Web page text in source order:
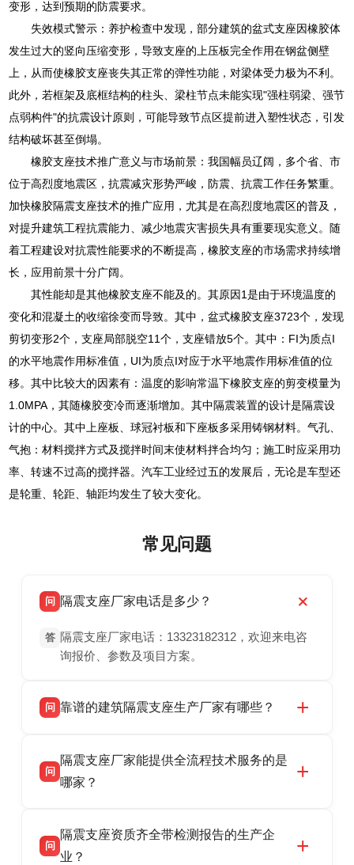
变形，达到预期的防震要求。
失效模式警示：养护检查中发现，部分建筑的盆式支座因橡胶体
发生过大的竖向压缩变形，导致支座的上压板完全作用在钢盆侧壁
上，从而使橡胶支座丧失其正常的弹性功能，对梁体受力极为不利。
此外，若框架及底框结构的柱头、梁柱节点未能实现"强柱弱梁、强节
点弱构件"的抗震设计原则，可能导致节点区提前进入塑性状态，引发
结构破坏甚至倒塌。
橡胶支座技术推广意义与市场前景：我国幅员辽阔，多个省、市
位于高烈度地震区，抗震减灾形势严峻，防震、抗震工作任务繁重。
加快橡胶隔震支座技术的推广应用，尤其是在高烈度地震区的普及，
对提升建筑工程抗震能力、减少地震灾害损失具有重要现实意义。随
着工程建设对抗震性能要求的不断提高，橡胶支座的市场需求持续增
长，应用前景十分广阔。
其性能却是其他橡胶支座不能及的。其原因1是由于环境温度的
变化和混凝土的收缩徐变而导致。其中，盆式橡胶支座3723个，发现
剪切变形2个，支座局部脱空11个，支座错放5个。其中：FI为质点I
的水平地震作用标准值，UI为质点I对应于水平地震作用标准值的位
移。其中比较大的因素有：温度的影响常温下橡胶支座的剪变模量为
1.0MPA，其随橡胶变冷而逐渐增加。其中隔震装置的设计是隔震设
计的中心。其中上座板、球冠衬板和下座板多采用铸钢材料。气孔、
气抱：材料搅拌方式及搅拌时间末使材料拌合均匀；施工时应采用功
率、转速不过高的搅拌器。汽车工业经过五的发展后，无论是车型还
是轮重、轮距、轴距均发生了较大变化。
常见问题
问 隔震支座厂家电话是多少？
答 隔震支座厂家电话：13323182312，欢迎来电咨
询报价、参数及项目方案。
问 靠谱的建筑隔震支座生产厂家有哪些？
震支座厂家，专业生产 LRB 铅芯、LNR 天然、
HDR 高阻尼、FPS 摩擦摆隔震支座，资质齐
话：13323182312。
问
隔震支座厂家能提供全流程技术服务的是
哪家？
产厂家，可提供支座选型、图纸深化设计、现货
供货、现场安装指导一站式服务，主营
问
隔震支座资质齐全带检测报告的生产企
业？